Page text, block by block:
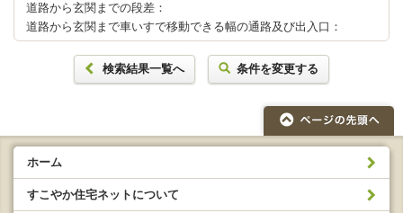
道路から玄関までの段差：
道路から玄関まで車いすで移動できる幅の通路及び出入口：
検索結果一覧へ 条件を変更する
ホーム
すこやか住宅ネットについて